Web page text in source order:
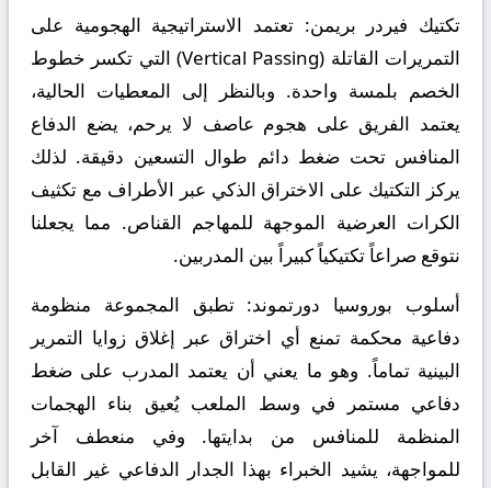
تكتيك فيردر بريمن: تعتمد الاستراتيجية الهجومية على
التمريرات القاتلة (Vertical Passing) التي تكسر خطوط
الخصم بلمسة واحدة. وبالنظر إلى المعطيات الحالية،
يعتمد الفريق على هجوم عاصف لا يرحم، يضع الدفاع
المنافس تحت ضغط دائم طوال التسعين دقيقة. لذلك
يركز التكتيك على الاختراق الذكي عبر الأطراف مع تكثيف
الكرات العرضية الموجهة للمهاجم القناص. مما يجعلنا
نتوقع صراعاً تكتيكياً كبيراً بين المدربين.
أسلوب بوروسيا دورتموند: تطبق المجموعة منظومة
دفاعية محكمة تمنع أي اختراق عبر إغلاق زوايا التمرير
البينية تماماً. وهو ما يعني أن يعتمد المدرب على ضغط
دفاعي مستمر في وسط الملعب يُعيق بناء الهجمات
المنظمة للمنافس من بدايتها. وفي منعطف آخر
للمواجهة، يشيد الخبراء بهذا الجدار الدفاعي غير القابل